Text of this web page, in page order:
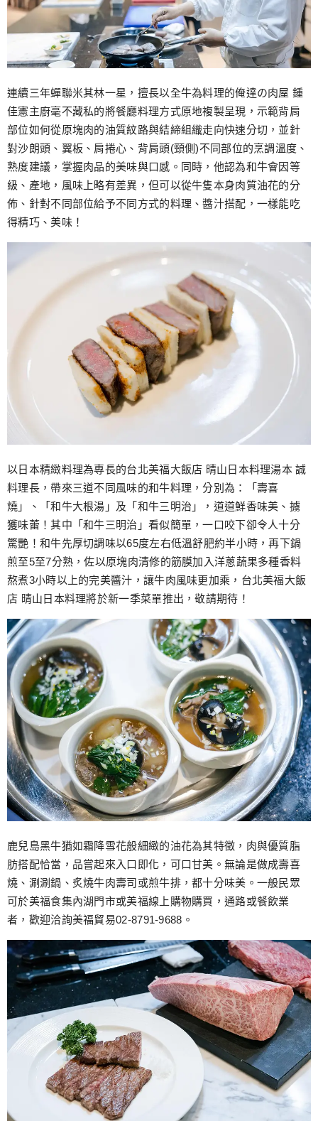
連續三年蟬聯米其林一星，擅長以全牛為料理的俺達の肉屋 鍾
佳憲主廚毫不藏私的將餐廳料理方式原地複製呈現，示範背肩
部位如何從原塊肉的油質紋路與結締組織走向快速分切，並針
對沙朗頭、翼板、肩捲心、背肩頭(頸側)不同部位的烹調溫度、
熟度建議，掌握肉品的美味與口感。同時，他認為和牛會因等
級、產地，風味上略有差異，但可以從牛隻本身肉質油花的分
佈、針對不同部位給予不同方式的料理、醬汁搭配，一樣能吃
得精巧、美味！
以日本精緻料理為專長的台北美福大飯店 晴山日本料理湯本 誠
料理長，帶來三道不同風味的和牛料理，分別為：「壽喜
燒」、「和牛大根湯」及「和牛三明治」，道道鮮香味美、擄
獲味蕾！其中「和牛三明治」看似簡單，一口咬下卻令人十分
驚艷！和牛先厚切調味以65度左右低溫舒肥約半小時，再下鍋
煎至5至7分熟，佐以原塊肉清修的筋膜加入洋蔥蔬果多種香料
熬煮3小時以上的完美醬汁，讓牛肉風味更加乘，台北美福大飯
店 晴山日本料理將於新一季菜單推出，敬請期待！
鹿兒島黑牛猶如霜降雪花般細緻的油花為其特徵，肉與優質脂
肪搭配恰當，品嘗起來入口即化，可口甘美。無論是做成壽喜
燒、涮涮鍋、炙燒牛肉壽司或煎牛排，都十分味美。一般民眾
可於美福食集內湖門市或美福線上購物購買，通路或餐飲業
者，歡迎洽詢美福貿易02-8791-9688。